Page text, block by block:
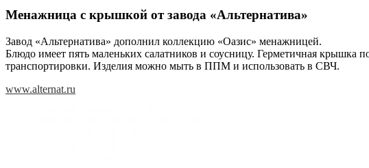
Менажница с крышкой от завода «Альтернатива»
Завод «Альтернатива» дополнил коллекцию «Оазис» менажницей.
Блюдо имеет пять маленьких салатников и соусницу. Герметичная крышка
транспортировки. Изделия можно мыть в ППМ и использовать в СВЧ.
www.alternat.ru